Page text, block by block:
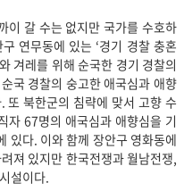
이 갈 수는 없지만 국가를 수호하
연무동에 있는 ‘경기 경찰 충혼
겨레를 위해 순국한 경기 경찰의
국 경찰의 숭고한 애국심과 애향
또 북한군의 침략에 맞서 고향 수
자 67명의 애국심과 애향심을 기
있다. 이와 함께 장안구 영화동에
져 있지만 한국전쟁과 월남전쟁,
설이다.